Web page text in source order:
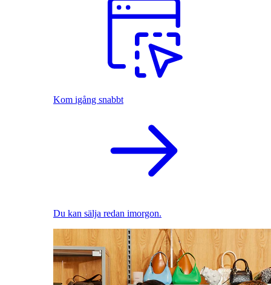
Kom igång snabbt
Du kan sälja redan imorgon.